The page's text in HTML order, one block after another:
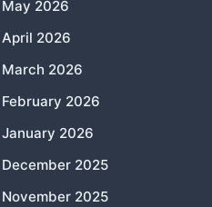
May 2026
April 2026
March 2026
February 2026
January 2026
December 2025
November 2025